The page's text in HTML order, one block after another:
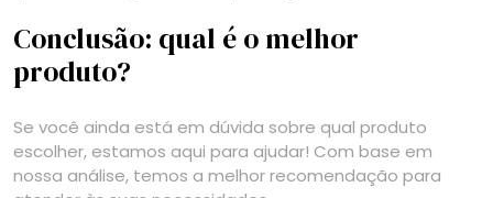
Conclusão: qual é o melhor
produto?
Se você ainda está em dúvida sobre qual produto
escolher, estamos aqui para ajudar! Com base em
nossa análise, temos a melhor recomendação para